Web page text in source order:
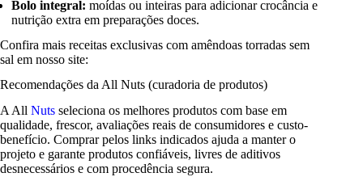
Bolo integral: moídas ou inteiras para adicionar crocância e
nutrição extra em preparações doces.
Confira mais receitas exclusivas com amêndoas torradas sem
sal em nosso site:
Recomendações da All Nuts (curadoria de produtos)
A All Nuts seleciona os melhores produtos com base em
qualidade, frescor, avaliações reais de consumidores e custo-
benefício. Comprar pelos links indicados ajuda a manter o
projeto e garante produtos confiáveis, livres de aditivos
desnecessários e com procedência segura.